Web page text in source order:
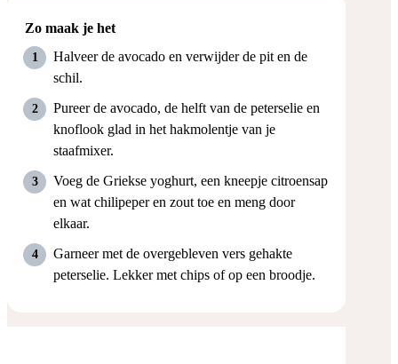
Zo maak je het
Halveer de avocado en verwijder de pit en de
schil.
Pureer de avocado, de helft van de peterselie en
knoflook glad in het hakmolentje van je
staafmixer.
Voeg de Griekse yoghurt, een kneepje citroensap
en wat chilipeper en zout toe en meng door
elkaar.
Garneer met de overgebleven vers gehakte
peterselie. Lekker met chips of op een broodje.